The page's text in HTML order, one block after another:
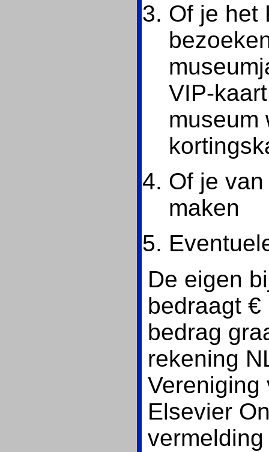
Of je het
VIP-
museum
Of je
maken
De eigen
bedraagt
bedrag
rekening
Vereniging
Elsevier